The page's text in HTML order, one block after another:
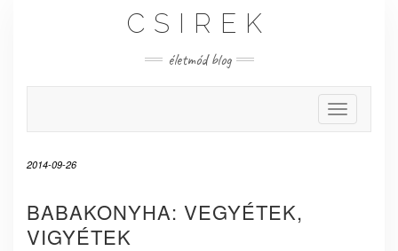
CSIREK
életmód blog
Toggle
2014-09-26
BABAKONYHA: VEGYÉTEK,
VIGYÉTEK